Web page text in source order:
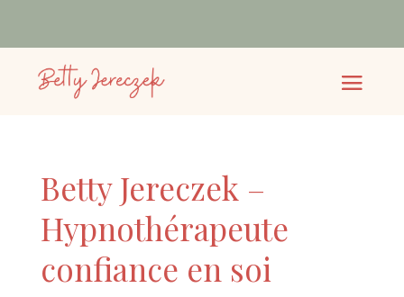
Betty Jereczek –
Hypnothérapeute
confiance en soi